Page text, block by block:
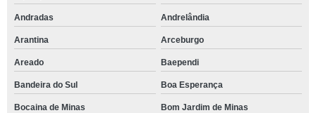
Andradas Andrelândia
Arantina Arceburgo
Areado Baependi
Bandeira do Sul Boa Esperança
Bocaina de Minas Bom Jardim de Minas